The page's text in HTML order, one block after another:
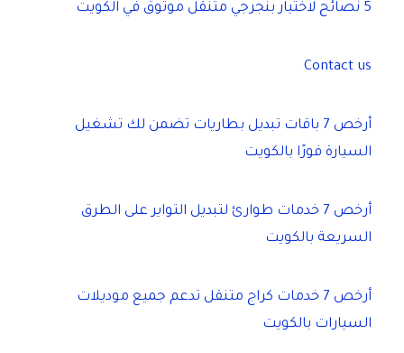
5 نصائح لاختيار بنجرجي متنقل موثوق في الكويت
Contact us
أرخص 7 باقات تبديل بطاريات تضمن لك تشغيل
السيارة فورًا بالكويت
أرخص 7 خدمات طوارئ لتبديل التواير على الطرق
السريعة بالكويت
أرخص 7 خدمات كراج متنقل تدعم جميع موديلات
السيارات بالكويت